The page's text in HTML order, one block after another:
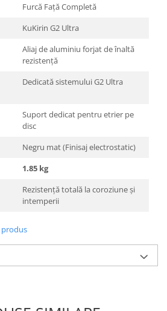
Furcă Față Completă
KuKirin G2 Ultra
Aliaj de aluminiu forjat de înaltă
rezistență
Dedicată sistemului G2 Ultra
Suport dedicat pentru etrier pe
disc
Negru mat (Finisaj electrostatic)
1.85 kg
Rezistență totală la coroziune și
intemperii